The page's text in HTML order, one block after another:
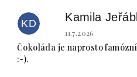
KD Kamila
Hodnocení
11.7.2026
Čokoláda je naprosto
:-).